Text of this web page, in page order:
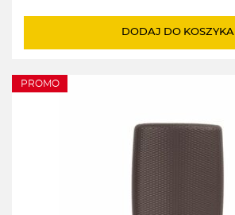
wynosiła:
wynosi:
DODAJ DO KOSZYKA
PROMO